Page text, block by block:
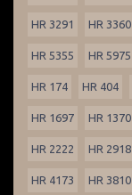
HR 3291 HR 3360
HR 5355 HR 5975
HR 174 HR 404
HR 1697 HR 1370
HR 2222 HR 2918
HR 4173 HR 3810